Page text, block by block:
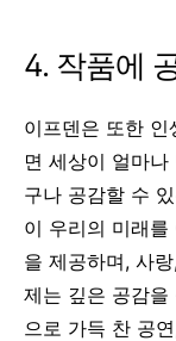
4. 작품에
이프덴은 또한
면 세상이 얼마
구나 공감할 수
이 우리의 미래
을 제공하며, 사
제는 깊은 공감을
으로 가득 찬 공